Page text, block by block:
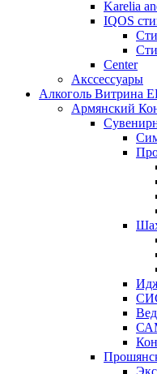
Karelia
IQOS
Сenter
Акссессуары
Алкоголь Витрина
Армянский